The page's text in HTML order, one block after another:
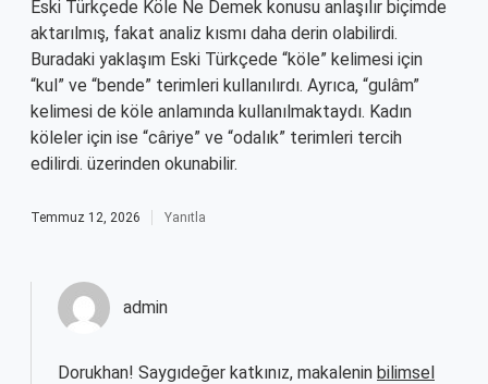
Eski Türkçede Köle Ne Demek konusu anlaşılır biçimde
aktarılmış, fakat analiz kısmı daha derin olabilirdi.
Buradaki yaklaşım Eski Türkçede “köle” kelimesi için
“kul” ve “bende” terimleri kullanılırdı. Ayrıca, “gulâm”
kelimesi de köle anlamında kullanılmaktaydı. Kadın
köleler için ise “câriye” ve “odalık” terimleri tercih
edilirdi. üzerinden okunabilir.
Temmuz 12, 2026 Yanıtla
admin
Dorukhan! Saygıdeğer katkınız, makalenin bilimsel